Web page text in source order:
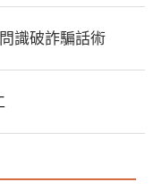
識破詐騙話術